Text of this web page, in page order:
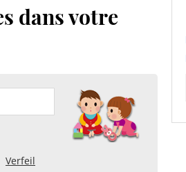
dans votre
Verfeil